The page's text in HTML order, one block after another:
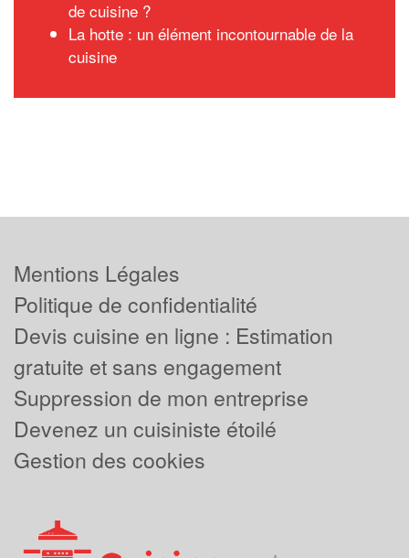
de cuisine ?
La hotte : un élément incontournable de la
cuisine
Mentions Légales
Politique de confidentialité
Devis cuisine en ligne : Estimation
gratuite et sans engagement
Suppression de mon entreprise
Devenez un cuisiniste étoilé
Gestion des cookies